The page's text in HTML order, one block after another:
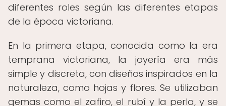
diferentes roles según las diferentes etapas
de la época victoriana.
En la primera etapa, conocida como la era
temprana victoriana, la joyería era más
simple y discreta, con diseños inspirados en la
naturaleza, como hojas y flores. Se utilizaban
gemas como el zafiro, el rubí y la perla, y se